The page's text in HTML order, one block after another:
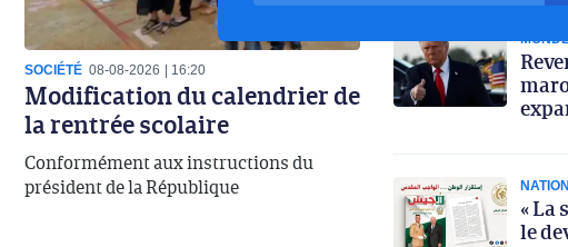
SOCIÉTÉ 08-08-2026 16:20
Modification du calendrier de
la rentrée scolaire
Conformément aux instructions du
président de la République
NATION
« La
le